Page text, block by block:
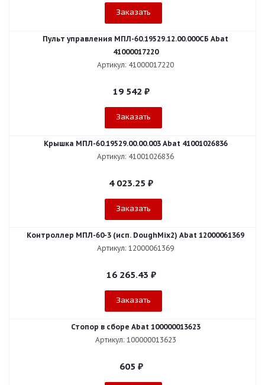
Заказать
Пульт управления МПЛ-60.19529.12.00.000СБ Abat
41000017220
Артикул: 41000017220
19 542 ₽
Заказать
Крышка МПЛ-60.19529.00.00.003 Abat 41001026836
Артикул: 41001026836
4 023.25 ₽
Заказать
Контроллер МПЛ-60-3 (исп. DoughMix2) Abat 12000061369
Артикул: 12000061369
16 265.43 ₽
Заказать
Стопор в сборе Abat 100000013623
Артикул: 100000013623
605 ₽